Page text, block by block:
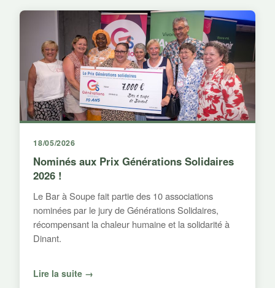
18/05/2026
Nominés aux Prix Générations Solidaires
2026 !
Le Bar à Soupe fait partie des 10 associations
nominées par le jury de Générations Solidaires,
récompensant la chaleur humaine et la solidarité à
Dinant.
Lire la suite →